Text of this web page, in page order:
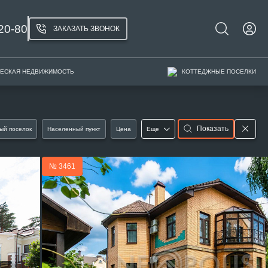
80 ЗАКАЗАТЬ ЗВОНОК
НЕДВИЖИМОСТЬ КОТТЕДЖНЫЕ ПОСЕЛКИ
поселок Населенный пункт Цена Еще Показать
№ 3461